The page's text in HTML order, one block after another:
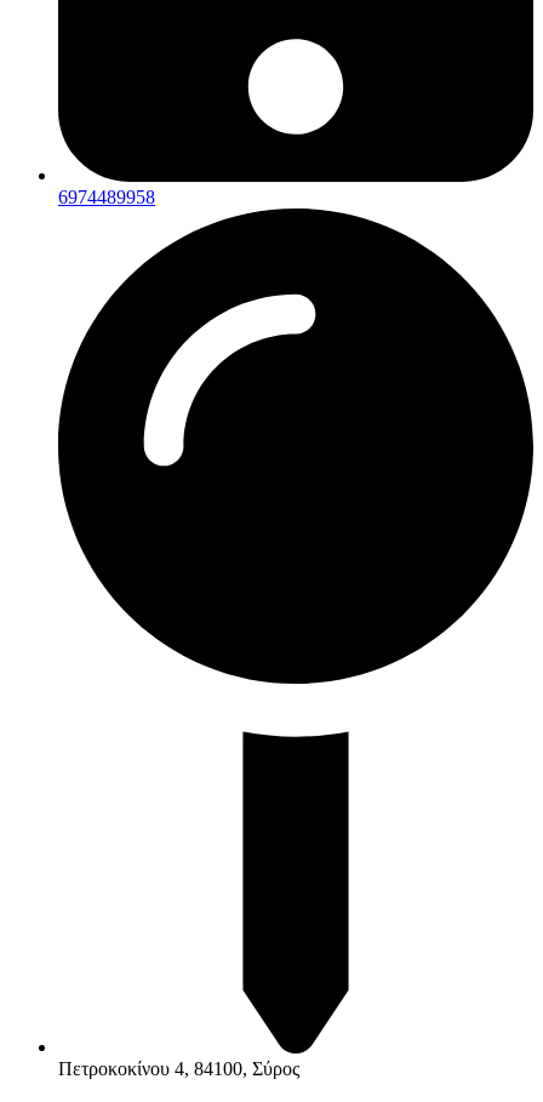
6974489958
Πετροκοκίνου 4, 84100, Σύρος